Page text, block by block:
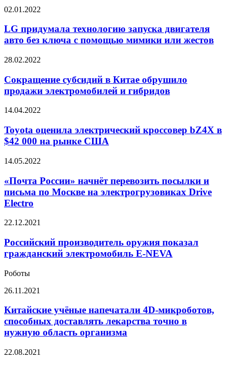
LG
технологию
запуска
двигателя
без
с
помощью
или
02.01.2022
LG придумала технологию запуска двигателя
авто без ключа с помощью мимики или жестов
Сокращение
в
Китае
обрушило
электромобилей
гибридов
28.02.2022
Сокращение субсидий в Китае обрушило
продажи электромобилей и гибридов
Toyota
электрический
кроссовер
bZ4X
$42
на
рынке
США
14.04.2022
Toyota оценила электрический кроссовер bZ4X в
$42 000 на рынке США
«Почта
начнёт
перевозить
посылки
и
по
на
электрогрузовиках
Drive
Electro
14.05.2022
«Почта России» начнёт перевозить посылки и
письма по Москве на электрогрузовиках Drive
Electro
Российский
оружия
показал
гражданский
E-
NEVA
22.12.2021
Российский производитель оружия показал
гражданский электромобиль E-NEVA
Роботы
Китайские
напечатали
микроботов,
способных
лекарства
26.11.2021
Китайские учёные напечатали 4D-микроботов,
способных доставлять лекарства точно в
нужную область организма
Американцы
22.08.2021